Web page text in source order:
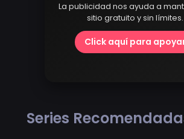
La publicidad nos ayuda a
sitio gratuito y sin límites.
Click aquí para
Series